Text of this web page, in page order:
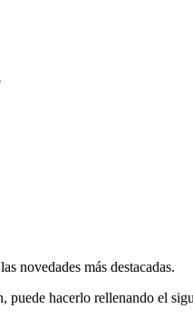
novedades más destacadas.
puede hacerlo rellenando el